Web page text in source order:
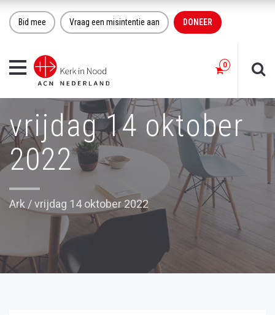
Bid mee Vraag een misintentie aan DONEER
Toggle
navigation
vrijdag 14 oktober
2022
Ark /vrijdag 14 oktober 2022